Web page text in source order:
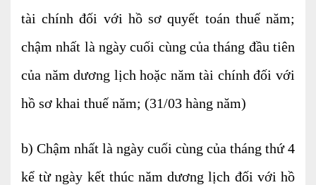
tài chính đối với hồ sơ quyết toán thuế năm;
chậm nhất là ngày cuối cùng của tháng đầu tiên
của năm dương lịch hoặc năm tài chính đối với
hồ sơ khai thuế năm; (31/03 hàng năm)
b) Chậm nhất là ngày cuối cùng của tháng thứ 4
kể từ ngày kết thúc năm dương lịch đối với hồ